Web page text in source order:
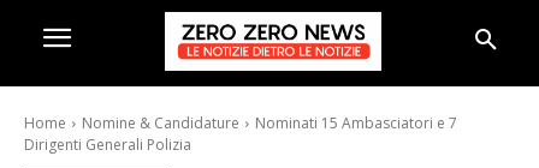
Home Nomine & Candidature
Nominati 15 Ambasciatori e 7
Dirigenti Generali Polizia